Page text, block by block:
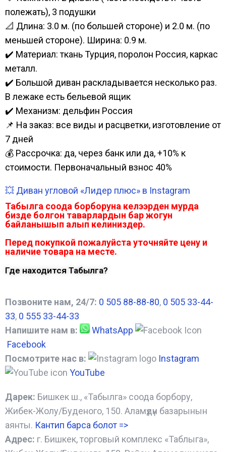
полежать), 3 подушки
📐 Длина: 3.0 м. (по большей стороне) и 2.0 м. (по
меньшей стороне). Ширина: 0.9 м.
✔️ Материал: ткань Турция, поролон Россия, каркас
металл.
✔️ Большой диван раскладывается несколько раз.
В лежаке есть бельевой ящик
✔️ Механизм: дельфин Россия
📌 На заказ: все виды и расцветки, изготовление от
7 дней
💰 Рассрочка: да, через банк или да, +10% к
стоимости. Первоначальный взнос 40%
💥 Диван угловой «Лидер плюс» в Instagram
Табылга соода борборуна келээрден мурда
бизде болгон таварлардын бар жогун
байланышып алып келиниздер.
Перед покупкой пожалуйста уточняйте цену и
наличие товара на месте.
Где находится Табылга?
Позвоните нам, 24/7: 0 505 88-88-80, 0 505 33-44-
33, 0 555 33-44-33
Напишите нам в:
WhatsApp
Facebook
Посмотрите нас в:
Instagram
YouTube
Дарек: Бишкек ш., «Табылга» соода борбору,
Жибек-Жолу/Буденого, 150. Аламүдүн базарынын
аянты. Кантип барса болот =>
Адрес: г. Бишкек, торговый комплекс «Таблыга»,